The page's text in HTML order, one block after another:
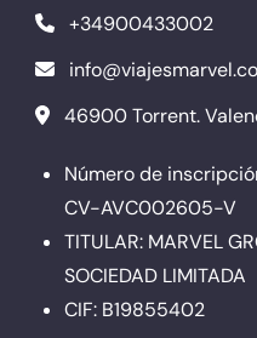
+34900433002
46900 Torrent.
Número de
CV-AVC002605-V
TITULAR: MARVEL
SOCIEDAD LIMITADA
CIF: B19855402